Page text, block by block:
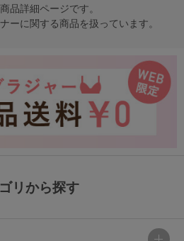
品詳細ページです。
ーに関する商品を扱っています。
リから探す